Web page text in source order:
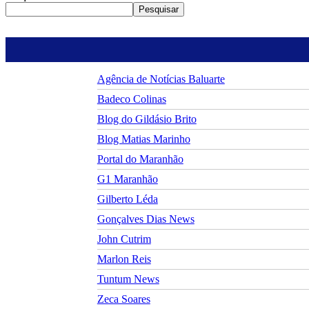
Pesquisar
Agência de Notícias Baluarte
Badeco Colinas
Blog do Gildásio Brito
Blog Matias Marinho
Portal do Maranhão
G1 Maranhão
Gilberto Léda
Gonçalves Dias News
John Cutrim
Marlon Reis
Tuntum News
Zeca Soares